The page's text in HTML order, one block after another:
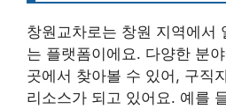
창원교차로는 창원 지역에서
는 플랫폼이에요. 다양한 분
곳에서 찾아볼 수 있어, 구직
리소스가 되고 있어요. 예를